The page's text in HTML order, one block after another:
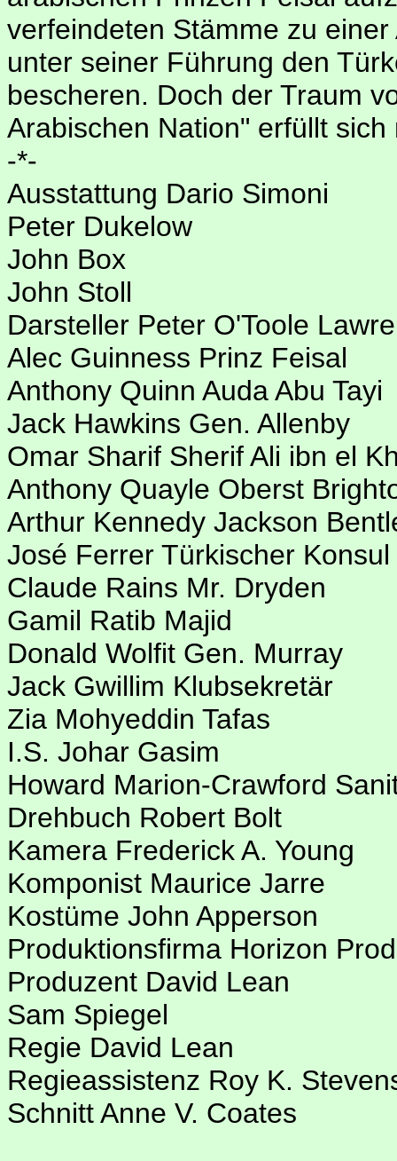
verfeindeten Stämme zu
unter seiner Führung den
bescheren. Doch der Traum
Arabischen Nation" erfüllt sich
-*-
Ausstattung Dario Simoni
Peter Dukelow
John Box
John Stoll
Darsteller Peter O'Toole
Alec Guinness Prinz Feisal
Anthony Quinn Auda Abu Tayi
Jack Hawkins Gen. Allenby
Omar Sharif Sherif Ali ibn el
Anthony Quayle Oberst
Arthur Kennedy Jackson
José Ferrer Türkischer Konsul
Claude Rains Mr. Dryden
Gamil Ratib Majid
Donald Wolfit Gen. Murray
Jack Gwillim Klubsekretär
Zia Mohyeddin Tafas
I.S. Johar Gasim
Howard Marion-Crawford
Drehbuch Robert Bolt
Kamera Frederick A. Young
Komponist Maurice Jarre
Kostüme John Apperson
Produktionsfirma Horizon
Produzent David Lean
Sam Spiegel
Regie David Lean
Regieassistenz Roy K.
Schnitt Anne V. Coates